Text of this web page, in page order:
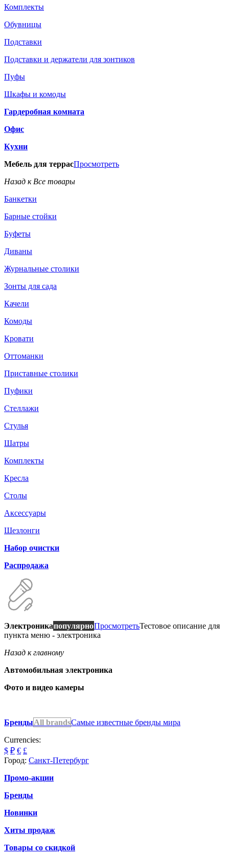
Комплекты
Обувницы
Подставки
Подставки и держатели для зонтиков
Пуфы
Шкафы и комоды
Гардеробная комната
Офис
Кухни
Мебель для террасПросмотреть
Назад к Все товары
Банкетки
Барные стойки
Буфеты
Диваны
Журнальные столики
Зонты для сада
Качели
Комоды
Кровати
Оттоманки
Приставные столики
Пуфики
Стеллажи
Стулья
Шатры
Комплекты
Кресла
Столы
Аксессуары
Шезлонги
Набор очистки
Распродажа
ЭлектроникапопулярноПросмотретьТестовое описание для
пункта меню - электроника
Назад к главному
Автомобильная электроника
Фото и видео камеры
БрендыAll brandsСамые известные бренды мира
Currencies:
$ ₽ € £
Город: Санкт-Петербург
Промо-акции
Бренды
Новинки
Хиты продаж
Товары со скидкой